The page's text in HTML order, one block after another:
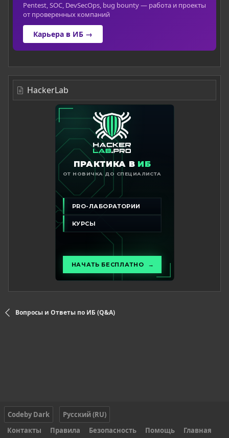
Pentest, SOC, DevSecOps, bug bounty — работа и проекты
от проверенных компаний
Карьера в ИБ →
HackerLab
Вопросы и Ответы по ИБ (Q&A)
Codeby Dark
Русский (RU)
Контакты
Правила Безопасность Помощь Главная